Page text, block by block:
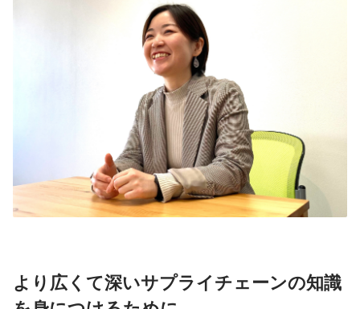
より広くて深いサプライチェーンの知識